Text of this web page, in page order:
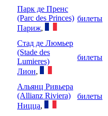
Парк де Пренс
(Parc des Princes)
Париж,
билеты
Стад де Люмьер
(Stade des
Lumieres)
Лион,
билеты
Альянц Ривьера
(Allianz Riviera)
Ницца,
билеты